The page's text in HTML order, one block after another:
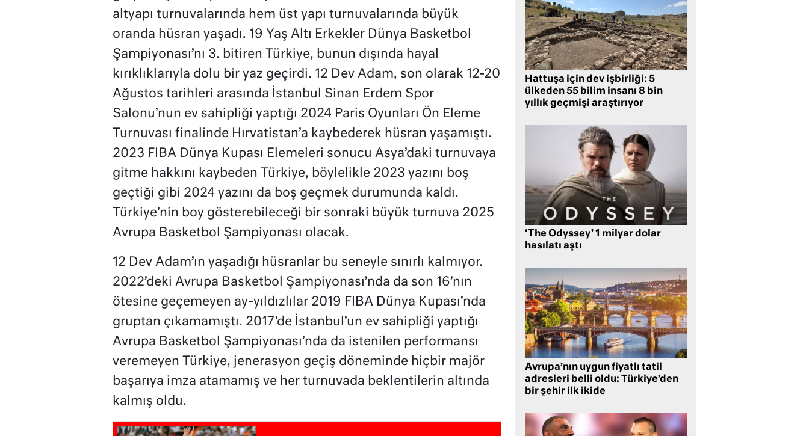
altyapı turnuvalarında hem üst yapı turnuvalarında büyük
oranda hüsran yaşadı. 19 Yaş Altı Erkekler Dünya Basketbol
Şampiyonası’nı 3. bitiren Türkiye, bunun dışında hayal
kırıklıklarıyla dolu bir yaz geçirdi. 12 Dev Adam, son olarak 12-20
Ağustos tarihleri arasında İstanbul Sinan Erdem Spor
Salonu’nun ev sahipliği yaptığı 2024 Paris Oyunları Ön Eleme
Turnuvası finalinde Hırvatistan’a kaybederek hüsran yaşamıştı.
2023 FIBA Dünya Kupası Elemeleri sonucu Asya’daki turnuvaya
gitme hakkını kaybeden Türkiye, böylelikle 2023 yazını boş
geçtiği gibi 2024 yazını da boş geçmek durumunda kaldı.
Türkiye’nin boy gösterebileceği bir sonraki büyük turnuva 2025
Avrupa Basketbol Şampiyonası olacak.
12 Dev Adam’ın yaşadığı hüsranlar bu seneyle sınırlı kalmıyor.
2022’deki Avrupa Basketbol Şampiyonası’nda da son 16’nın
ötesine geçemeyen ay-yıldızlılar 2019 FIBA Dünya Kupası’nda
gruptan çıkamamıştı. 2017’de İstanbul’un ev sahipliği yaptığı
Avrupa Basketbol Şampiyonası’nda da istenilen performansı
veremeyen Türkiye, jenerasyon geçiş döneminde hiçbir majör
başarıya imza atamamış ve her turnuvada beklentilerin altında
kalmış oldu.
Hattuşa için dev işbirliği: 5
ülkeden 55 bilim insanı 8 bin
yıllık geçmişi araştırıyor
‘The Odyssey’ 1 milyar dolar
hasılatı aştı
Avrupa’nın uygun fiyatlı tatil
adresleri belli oldu: Türkiye’den
bir şehir ilk ikide